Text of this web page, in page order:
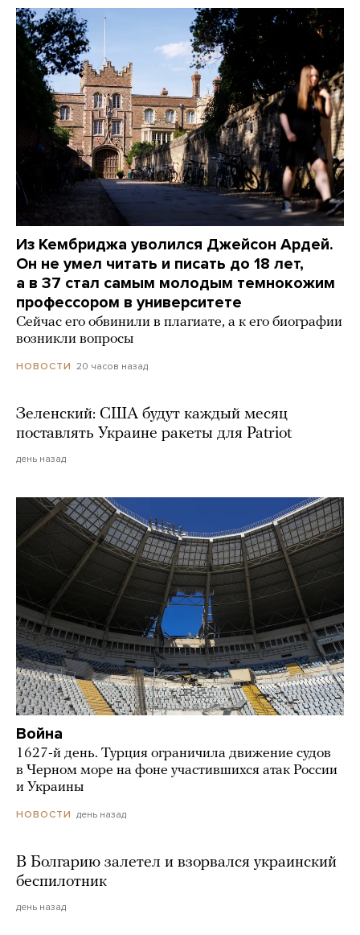
Из Кембриджа уволился Джейсон Ардей.
Он не умел читать и писать до 18 лет,
а в 37 стал самым молодым темнокожим
профессором в университете
Сейчас его обвинили в плагиате, а к его биографии
возникли вопросы
НОВОСТИ 20 часов назад
Зеленский: США будут каждый месяц
поставлять Украине ракеты для Patriot
день назад
Война
1627-й день. Турция ограничила движение судов
в Черном море на фоне участившихся атак России
и Украины
НОВОСТИ день назад
В Болгарию залетел и взорвался украинский
беспилотник
день назад